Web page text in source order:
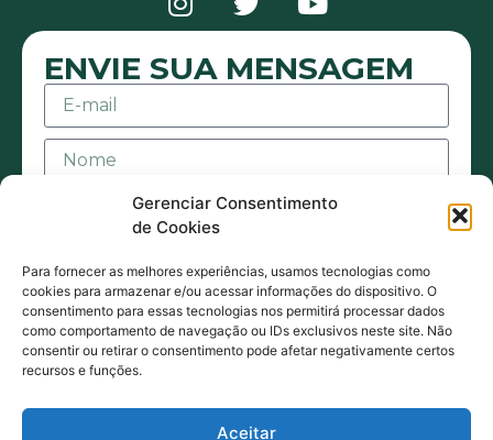
Gerenciar Consentimento
de Cookies
Para fornecer as melhores experiências, usamos tecnologias como
cookies para armazenar e/ou acessar informações do dispositivo. O
consentimento para essas tecnologias nos permitirá processar dados
como comportamento de navegação ou IDs exclusivos neste site. Não
consentir ou retirar o consentimento pode afetar negativamente certos
recursos e funções.
Aceitar
ENVIE SUA MENSAGEM
Aceito receber mensagens ou e-mails sejam
eles de contato ou promocionais. Também
estou de acordo com acordo com a Política
de Privacidade.